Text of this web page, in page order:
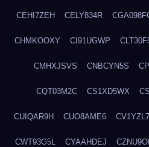
CEHI7ZEH CELY834R
CHMKOOXY CI91UGWP
CMHXJSVS CNBCYN5S
CQT03M2C CS1XD5WX
CUIQAR9H CUO8AME6
CWT93G5L CYAAHDEJ